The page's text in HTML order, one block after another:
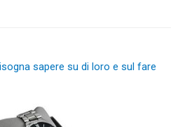
sapere su di loro e sul fare